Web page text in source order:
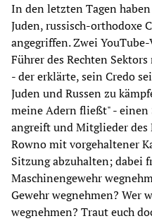
In den letzten Tagen
Juden, russisch-orthodoxe
angegriffen. Zwei
Führer des Rechten
- der erklärte, sein Credo
Juden und Russen zu
meine Adern fließt" -
angreift und Mitglieder
Rowno mit vorgehaltener
Sitzung abzuhalten; dabei
Maschinengewehr
Gewehr wegnehmen? Wer
wegnehmen? Traut euch